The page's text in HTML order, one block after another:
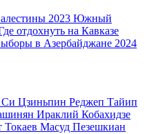
2023 Южный
отдохнуть на Кавказе
в Азербайджане 2024
Си Цзиньпин Реджеп Тайип
Ираклий Кобахидзе
Масуд Пезешкиан